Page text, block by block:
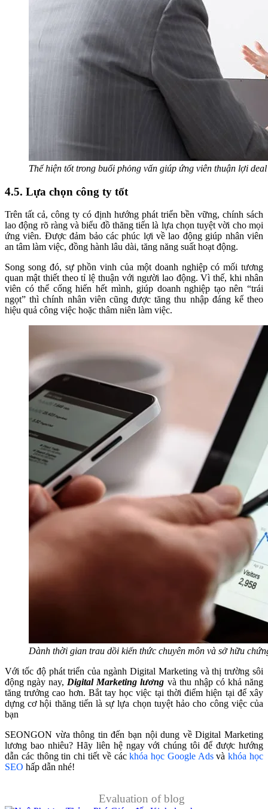
Thể hiện tốt trong buổi phỏng vấn giúp ứng viên thuận lợi
4.5. Lựa chọn công ty tốt
Trên tất cả, công ty có định hướng phát triển bền vững, chính sách
lao động rõ ràng và biểu đồ thăng tiến là lựa chọn tuyệt vời cho mọi
ứng viên. Được đảm bảo các phúc lợi về lao động giúp nhân viên
an tâm làm việc, đồng hành lâu dài, tăng năng suất hoạt động.
Song song đó, sự phồn vinh của một doanh nghiệp có mối tương
quan mật thiết theo tỉ lệ thuận với người lao động. Vì thế, khi nhân
viên có thể cống hiến hết mình, giúp doanh nghiệp tạo nên “trái
ngọt” thì chính nhân viên cũng được tăng thu nhập đáng kể theo
hiệu quả công việc hoặc thâm niên làm việc.
Dành thời gian trau dồi kiến thức chuyên môn và sở hữu
Với tốc độ phát triển của ngành Digital Marketing và thị trường sôi
động ngày nay, Digital Marketing lương và thu nhập có khả năng
tăng trưởng cao hơn. Bắt tay học việc tại thời điểm hiện tại để xây
dựng cơ hội thăng tiến là sự lựa chọn tuyệt hảo cho công việc của
bạn
SEONGON vừa thông tin đến bạn nội dung về Digital Marketing
lương bao nhiêu? Hãy liên hệ ngay với chúng tôi để được hướng
dẫn các thông tin chi tiết về cáckhóa học Google Adsvàkhóa học
SEO hấp dẫn nhé!
Evaluation of blog